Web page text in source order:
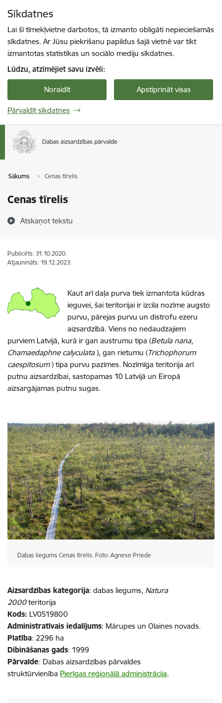
Sīkdatnes
Lai šī tīmekļvietne darbotos, tā izmanto obligāti nepieciešamās
sīkdatnes. Ar Jūsu piekrišanu papildus šajā vietnē var tikt
izmantotas statistikas un sociālo mediju sīkdatnes.
Lūdzu, atzīmējiet savu izvēli:
Noraidīt Apstiprināt visas
Pārvaldīt sīkdatnes
Sākums Cenas tīrelis
Cenas tīrelis
Atskaņot tekstu
Publicēts: 31.10.2020.
Atjaunināts: 19.12.2023.
Kaut arī daļa purva tiek izmantota kūdras
ieguvei, šai teritorijai ir izcila nozīme augsto
purvu, pārejas purvu un distrofu ezeru
aizsardzībā. Viens no nedaudzajiem
purviem Latvijā, kurā ir gan austrumu tipa (Betula nana,
Chamaedaphne calyculata), gan rietumu (Trichophorum
caespitosum) tipa purvu pazīmes. Nozīmīga teritorija arī
putnu aizsardzībai, sastopamas 10 Latvijā un Eiropā
aizsargājamas putnu sugas.
Dabas liegums Cenas tīrelis. Foto: Agnese Priede
Aizsardzības kategorija: dabas liegums, Natura
2000teritorija
Kods: LV0519800
Administratīvais iedalījums: Mārupes un Olaines novads.
Platība: 2296 ha
Dibināšanas gads: 1999
Pārvalde: Dabas aizsardzības pārvaldes
struktūrvienība Pierīgas reģionālā administrācija.